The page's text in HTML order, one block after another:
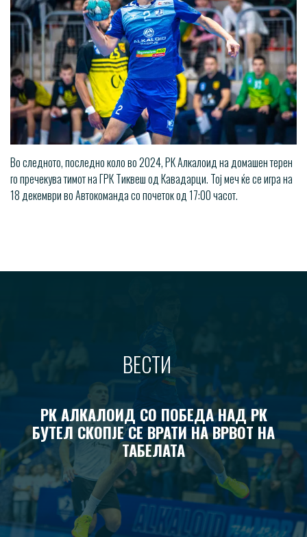
Во следното, последно коло во 2024, РК Алкалоид на домашен терен
го пречекува тимот на ГРК Тиквеш од Кавадарци. Тој меч ќе се игра на
18 декември во Автокоманда со почеток од 17:00 часот.
ВЕСТИ
РК АЛКАЛОИД СО ПОБЕДА НАД РК
БУТЕЛ СКОПЈЕ СЕ ВРАТИ НА ВРВОТ НА
ТАБЕЛАТА